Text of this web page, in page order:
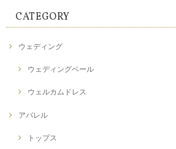
CATEGORY
ウェディング
ウェディングベール
ウェルカムドレス
アパレル
トップス